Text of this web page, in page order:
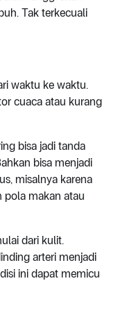
Tak terkecuali
waktu ke waktu.
cuaca atau kurang
bisa jadi tanda
bisa menjadi
misalnya karena
pola makan atau
dari kulit.
arteri menjadi
ini dapat memicu